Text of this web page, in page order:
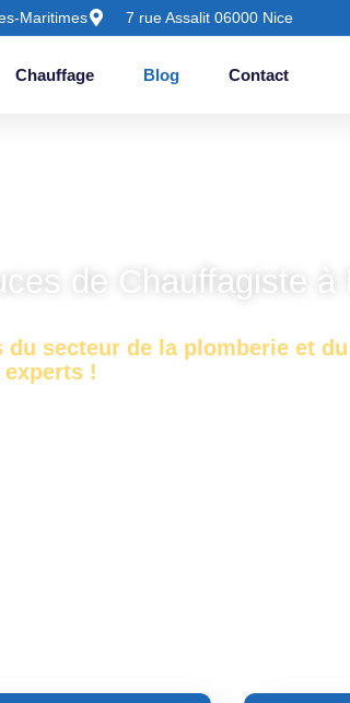
Maritimes 7 rue Assalit 06000 Nice
Chauffage Blog Contact
de Chauffagiste à
secteur de la plomberie et
!